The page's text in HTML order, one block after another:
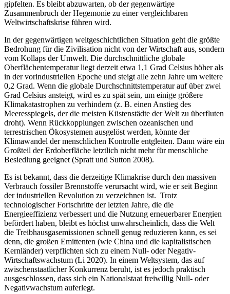
gipfelten. Es bleibt abzuwarten, ob der gegenwärtige
Zusammenbruch der Hegemonie zu einer vergleichbaren
Weltwirtschaftskrise führen wird.
In der gegenwärtigen weltgeschichtlichen Situation geht die größte
Bedrohung für die Zivilisation nicht von der Wirtschaft aus, sondern
vom Kollaps der Umwelt. Die durchschnittliche globale
Oberflächentemperatur liegt derzeit etwa 1,1 Grad Celsius höher als
in der vorindustriellen Epoche und steigt alle zehn Jahre um weitere
0,2 Grad. Wenn die globale Durchschnittstemperatur auf über zwei
Grad Celsius ansteigt, wird es zu spät sein, um einige größere
Klimakatastrophen zu verhindern (z. B. einen Anstieg des
Meeresspiegels, der die meisten Küstenstädte der Welt zu überfluten
droht). Wenn Rückkopplungen zwischen ozeanischen und
terrestrischen Ökosystemen ausgelöst werden, könnte der
Klimawandel der menschlichen Kontrolle entgleiten. Dann wäre ein
Großteil der Erdoberfläche letztlich nicht mehr für menschliche
Besiedlung geeignet (Spratt und Sutton 2008).
Es ist bekannt, dass die derzeitige Klimakrise durch den massiven
Verbrauch fossiler Brennstoffe verursacht wird, wie er seit Beginn
der industriellen Revolution zu verzeichnen ist. Trotz
technologischer Fortschritte der letzten Jahre, die die
Energieeffizienz verbessert und die Nutzung erneuerbarer Energien
befördert haben, bleibt es höchst unwahrscheinlich, dass die Welt
die Treibhausgasemissionen schnell genug reduzieren kann, es sei
denn, die großen Emittenten (wie China und die kapitalistischen
Kernländer) verpflichten sich zu einem Null- oder Negativ-
Wirtschaftswachstum (Li 2020). In einem Weltsystem, das auf
zwischenstaatlicher Konkurrenz beruht, ist es jedoch praktisch
ausgeschlossen, dass sich ein Nationalstaat freiwillig Null- oder
Negativwachstum auferlegt.